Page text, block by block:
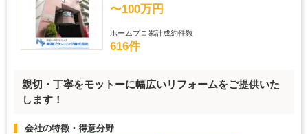
〜100万円
ホームプロ累計成約件数
616件
親切・丁寧をモットーに幅広いリフォームをご提供いた
します！
会社の特徴・得意分野